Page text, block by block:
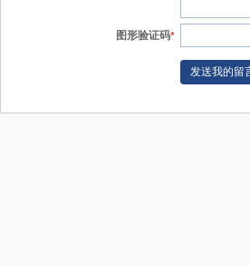
图形验证码*